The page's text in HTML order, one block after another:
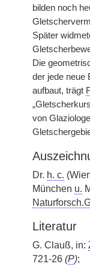
bilden noch
Später
Die
der jede neue
aufbaut, trägt
von
Dr. h. c.
München u.
Naturforsch.
Literatur
G. Clauß, in:
721-26 (P);